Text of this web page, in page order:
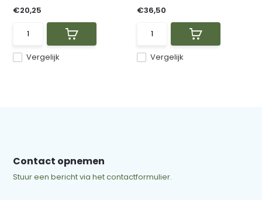
Vergelijk
€20,25
Vergelijk
€36,50
Contact opnemen
Stuur een bericht via het contactformulier.